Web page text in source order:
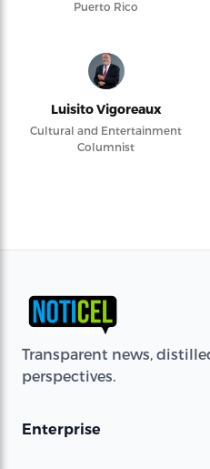
Puerto Rico
Luisito Vigoreaux
Cultural and Entertainment
Columnist
Transparent news,
perspectives.
Enterprise